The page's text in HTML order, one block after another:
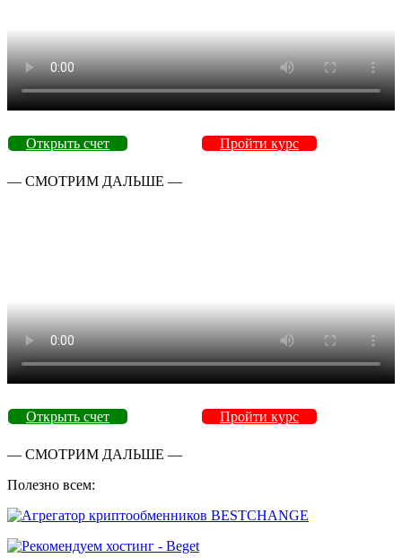
Открыть счет Пройти курс
— СМОТРИМ ДАЛЬШЕ —
Открыть счет Пройти курс
— СМОТРИМ ДАЛЬШЕ —
Полезно всем: